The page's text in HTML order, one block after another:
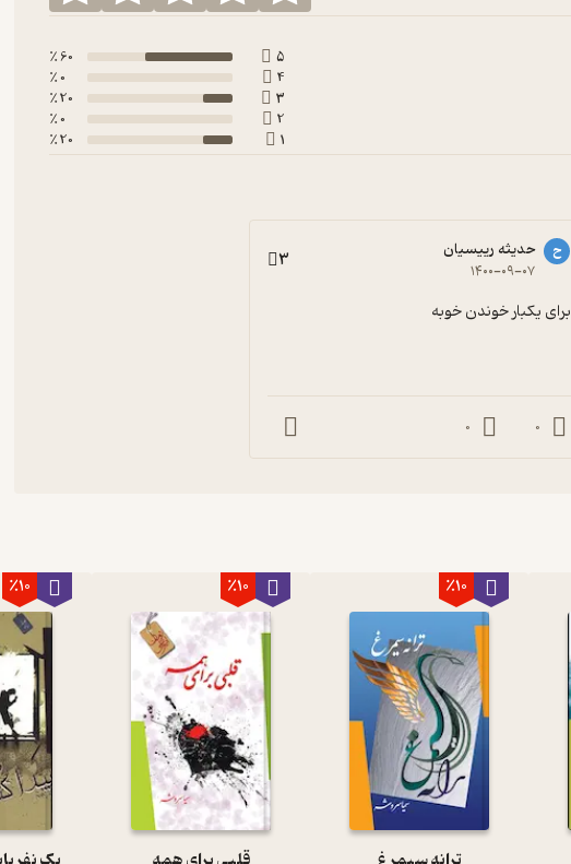
5
60 ٪
4
0 ٪
3
20 ٪
2
0 ٪
1
20 ٪
ح حدیثه رییسیان
۱۴۰۰-۰۹-۰۷ 3
برای یکبار خوندن خوبه
0
0
٪10 ٪10 ٪10